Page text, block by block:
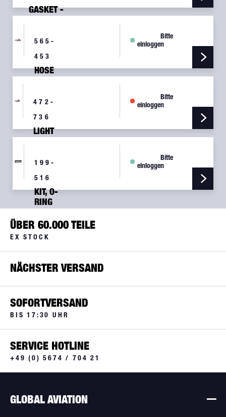
GASKET -
565-
453
HOSE
TABBED
99849-
003
Bitte
einloggen
472-
736
LIGHT
MOUNT
01-
0770034-
08
Bitte
einloggen
199-
516
KIT, O-
RING
Bitte
einloggen
ÜBER 60.000 TEILE
EX STOCK
NÄCHSTER VERSAND
SOFORTVERSAND
BIS 17:30 UHR
SERVICE HOTLINE
+49 (0) 5674 / 704 21
GLOBAL AVIATION